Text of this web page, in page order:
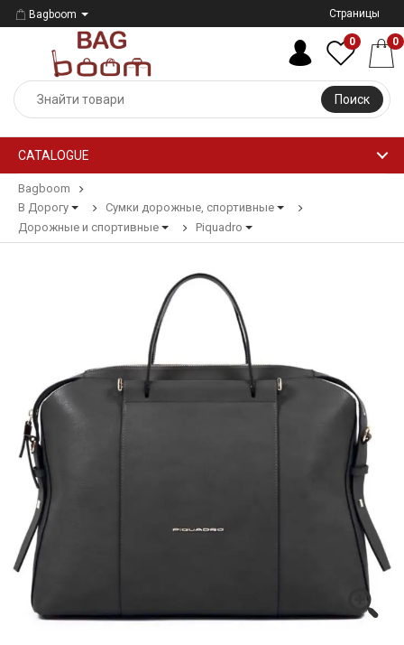
Bagboom Страницы
Поиск
0 0
CATALOGUE
Bagboom
В Дорогу
Сумки дорожные, спортивные
Дорожные и спортивные
Piquadro